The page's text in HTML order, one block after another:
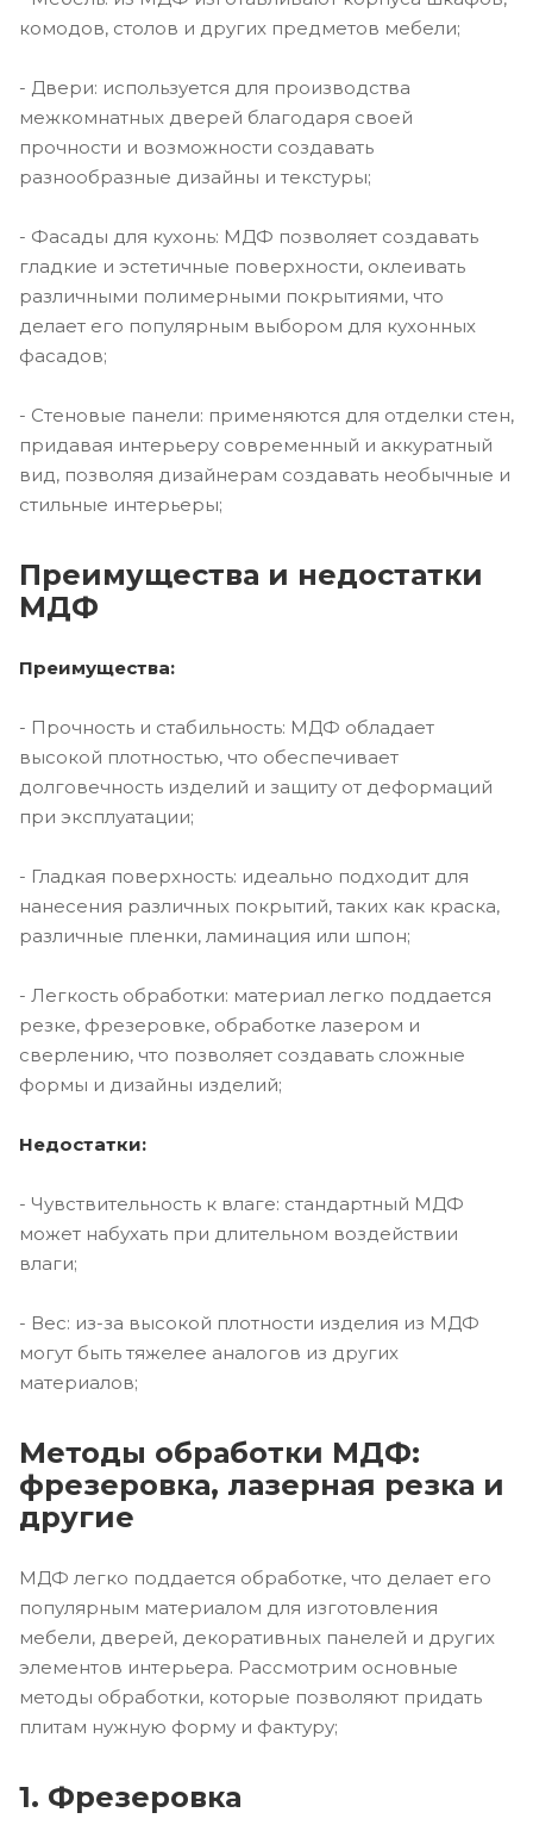
комодов, столов и других предметов мебели;
- Двери: используется для производства
межкомнатных дверей благодаря своей
прочности и возможности создавать
разнообразные дизайны и текстуры;
- Фасады для кухонь: МДФ позволяет создавать
гладкие и эстетичные поверхности, оклеивать
различными полимерными покрытиями, что
делает его популярным выбором для кухонных
фасадов;
- Стеновые панели: применяются для отделки стен,
придавая интерьеру современный и аккуратный
вид, позволяя дизайнерам создавать необычные и
стильные интерьеры;
Преимущества и недостатки
МДФ
Преимущества:
- Прочность и стабильность: МДФ обладает
высокой плотностью, что обеспечивает
долговечность изделий и защиту от деформаций
при эксплуатации;
- Гладкая поверхность: идеально подходит для
нанесения различных покрытий, таких как краска,
различные пленки, ламинация или шпон;
- Легкость обработки: материал легко поддается
резке, фрезеровке, обработке лазером и
сверлению, что позволяет создавать сложные
формы и дизайны изделий;
Недостатки:
- Чувствительность к влаге: стандартный МДФ
может набухать при длительном воздействии
влаги;
- Вес: из-за высокой плотности изделия из МДФ
могут быть тяжелее аналогов из других
материалов;
Методы обработки МДФ:
фрезеровка, лазерная резка и
другие
МДФ легко поддается обработке, что делает его
популярным материалом для изготовления
мебели, дверей, декоративных панелей и других
элементов интерьера. Рассмотрим основные
методы обработки, которые позволяют придать
плитам нужную форму и фактуру;
1. Фрезеровка